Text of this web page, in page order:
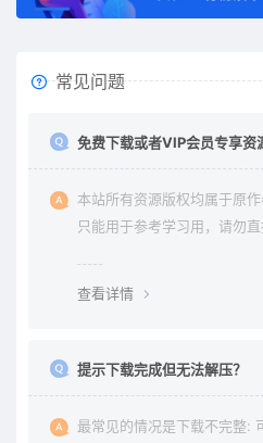
常见问题
免费下载或者VIP会员专享资
本站所有资源版权均属于原
只能用于参考学习用，请勿
查看详情
提示下载完成但无法解压？
最常见的情况是下载不完整: